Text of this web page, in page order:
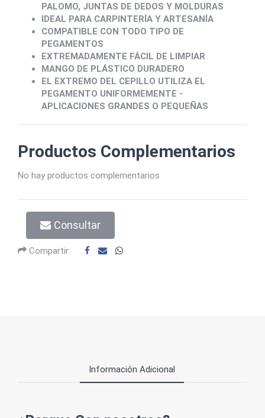
PALOMO, JUNTAS DE DEDOS Y MOLDURAS
IDEAL PARA CARPINTERÍA Y ARTESANÍA
COMPATIBLE CON TODO TIPO DE
PEGAMENTOS
EXTREMADAMENTE FÁCIL DE LIMPIAR
MANGO DE PLÁSTICO DURADERO
EL EXTREMO DEL CEPILLO UTILIZA EL
PEGAMENTO UNIFORMEMENTE -
APLICACIONES GRANDES O PEQUEÑAS
Productos Complementarios
No hay productos complementarios
Consultar
Compartir:
Información Adicional